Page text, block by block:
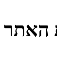
האתר